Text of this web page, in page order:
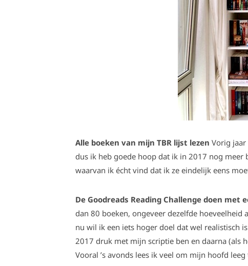
Alle boeken van mijn TBR lijst lezen Vorig
dus ik heb goede hoop dat ik in 2017 nog meer
waarvan ik écht vind dat ik ze eindelijk eens
De Goodreads Reading Challenge doen met
dan 80 boeken, ongeveer dezelfde hoeveelheid
nu wil ik een iets hoger doel dat wel realistisch
2017 druk met mijn scriptie ben en daarna (als
Vooral ’s avonds lees ik veel om mijn hoofd